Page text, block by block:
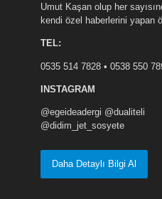
Umut Kaşan olup her
kendi özel haberlerini yapan
TEL:
0535 514 7828 • 0538 550
INSTAGRAM
@egeideadergi @dualiteli
@didim_jet_sosyete
Daha Detaylı Bilgi Al